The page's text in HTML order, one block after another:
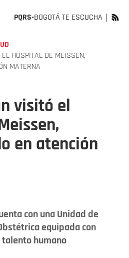
PQRS-BOGOTÁ TE ESCUCHA
HOSPITAL DE MEISSEN,
MATERNA
visitó el
en atención
con una Unidad de
equipada con
humano